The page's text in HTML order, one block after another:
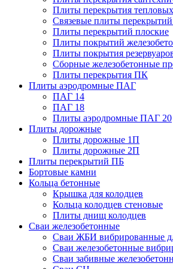
Плиты перекрытия
Связевые плиты
Плиты перекрытий плоские
Плиты покрытий
Плиты покрытия
Сборные железобетонные
Плиты перекрытия ПК
Плиты аэродромные ПАГ
ПАГ 14
ПАГ 18
Плиты аэродромные ПАГ 20
Плиты дорожные
Плиты дорожные 1П
Плиты дорожные 2П
Плиты перекрытий ПБ
Бортовые камни
Кольца бетонные
Крышка для колодцев
Кольца колодцев стеновые
Плиты днищ колодцев
Сваи железобетонные
Сваи ЖБИ вибрированные
Сваи железобетонные
Сваи забивные